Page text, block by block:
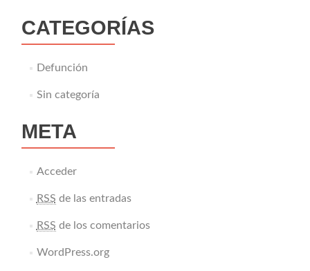
CATEGORÍAS
Defunción
Sin categoría
META
Acceder
RSS de las entradas
RSS de los comentarios
WordPress.org